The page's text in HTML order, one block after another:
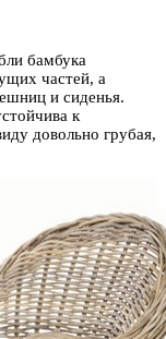
бамбука
частей, а
и сиденья.
к
довольно грубая,